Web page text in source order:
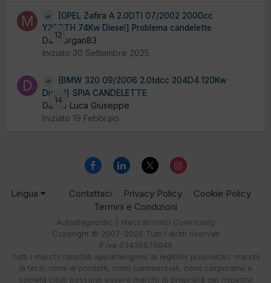
12
[OPEL Zafira A 2.0DTI 07/2002 2000cc
Y20DTH 74Kw Diesel] Problema candelette
Da Morgan83
Iniziato 30 Settembre 2025
14
[BMW 320 09/2006 2.0tdcc 204D4 120Kw
Diesel] SPIA CANDELETTE
Da De Luca Giuseppe
Iniziato 19 Febbraio
Lingua Contattaci Privacy Policy
Cookie Policy
Termini e Condizioni
Autodiagnostic | Meccatronici Community
Copyright © 2007-2026 Tutti i diritti riservati
P.iva 03438870044
Tutti i marchi riportati appartengono ai legittimi proprietari; marchi
di terzi, nomi di prodotti, nomi commerciali, nomi corporativi e
società citati possono essere marchi di proprietà dei rispettivi